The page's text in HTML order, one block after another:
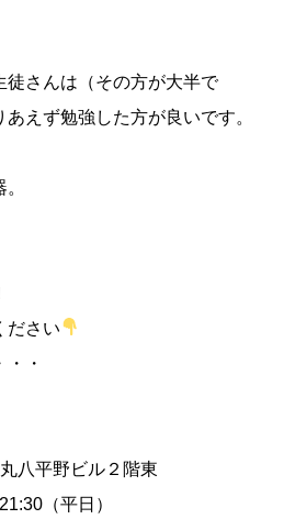
徒さんは（その方が大半で
えず勉強した方が良いです。
ださい
・
八平野ビル２階東
（平日）